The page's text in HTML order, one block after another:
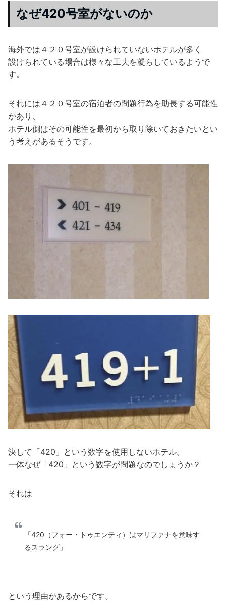
なぜ420号室がないのか
海外では４２０号室が設けられていないホテルが多く
設けられている場合は様々な工夫を凝らしているようで
す。
それには４２０号室の宿泊者の問題行為を助長する可能性
があり、
ホテル側はその可能性を最初から取り除いておきたいとい
う考えがあるそうです。
決して「420」という数字を使用しないホテル。
一体なぜ「420」という数字が問題なのでしょうか？
それは
「420（フォー・トゥエンティ）はマリファナを意味す
るスラング」
という理由があるからです。